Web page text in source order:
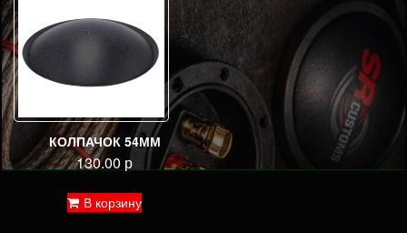
КОЛПАЧОК 54ММ
130.00 р
В корзину